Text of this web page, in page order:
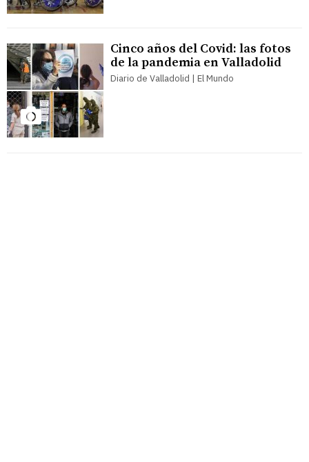
Cinco años del Covid: las fotos
de la pandemia en Valladolid
Diario de Valladolid | El Mundo